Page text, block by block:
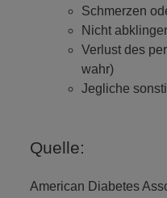
Schmerzen
Nicht
Verlust des
wahr)
Jegliche
Quelle:
American Diabetes